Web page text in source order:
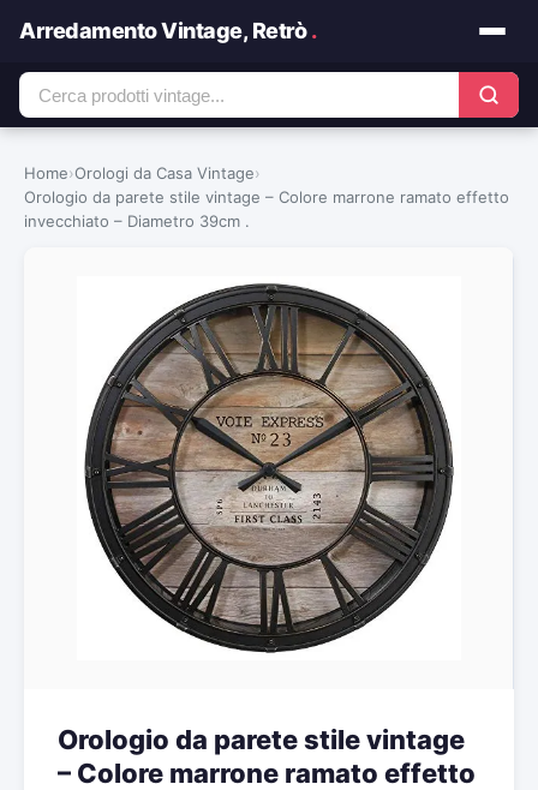
Arredamento Vintage, Retrò.
Home›Orologi da Casa Vintage›
Orologio da parete stile vintage – Colore marrone ramato effetto
invecchiato – Diametro 39cm .
Orologio da parete stile vintage
– Colore marrone ramato effetto